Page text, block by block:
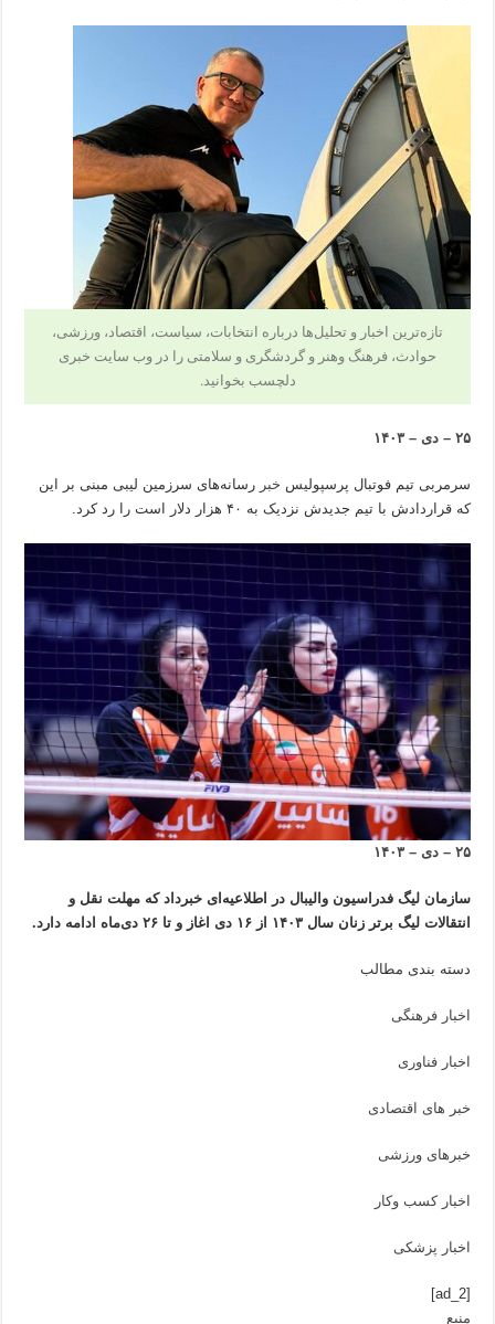
تازه‌ترین اخبار و تحلیل‌ها درباره انتخابات، سیاست، اقتصاد، ورزشی،
حوادث، فرهنگ وهنر و گردشگری و سلامتی را در وب سایت خبری
دلچسب بخوانید.
۲۵ – دی – ۱۴۰۳
سرمربی تیم فوتبال پرسپولیس خبر رسانه‌های سرزمین لیبی مبنی بر این
که قراردادش با تیم جدیدش نزدیک به ۴۰ هزار دلار است را رد کرد.
۲۵ – دی – ۱۴۰۳
سازمان لیگ فدراسیون والیبال در اطلاعیه‌ای خبرداد که مهلت نقل و
انتقالات لیگ برتر زنان سال ۱۴۰۳ از ۱۶ دی اغاز و تا ۲۶ دی‌ماه ادامه دارد.
دسته بندی مطالب
اخبار فرهنگی
اخبار فناوری
خبر های اقتصادی
خبرهای ورزشی
اخبار کسب وکار
اخبار پزشکی
[ad_2]
منبع